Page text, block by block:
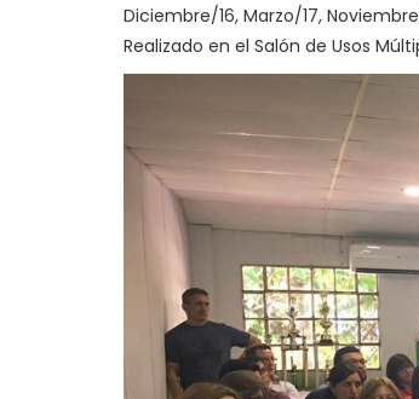
Diciembre/16, Marzo/17,
Realizado en el Salón de Usos